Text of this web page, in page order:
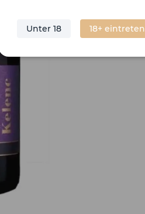
Unter 18 18+ eintreten